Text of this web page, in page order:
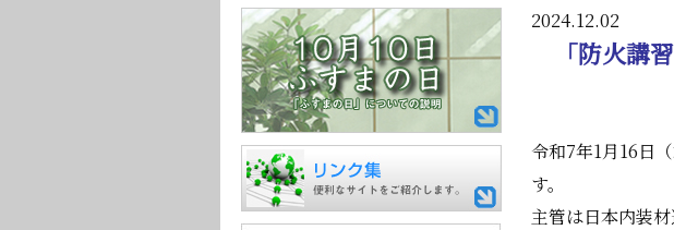
2024.12.02
「防火講
令和7年1月16日
す。
主管は日本内装